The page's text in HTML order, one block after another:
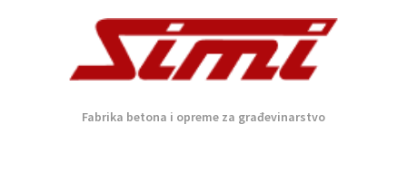
Fabrika betona i opreme za građevinarstvo